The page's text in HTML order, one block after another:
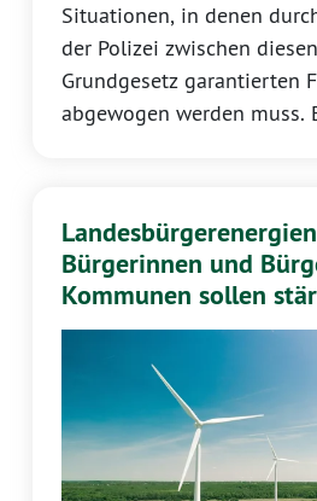
Situationen, in denen
der Polizei zwischen
Grundgesetz garantierten
abgewogen werden muss.
Versammlungen, die sich
Schutz der Pressefreiheit
Bürgerinnen und
Kommunen sollen
Energiewende